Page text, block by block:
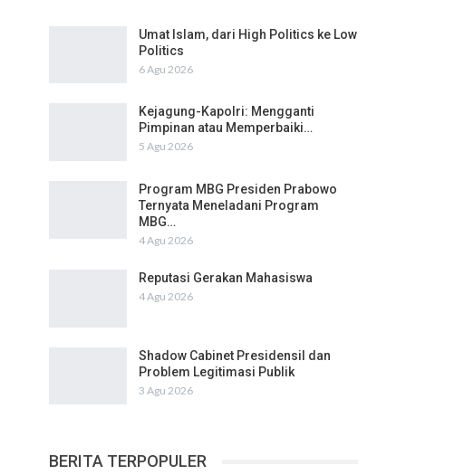
Umat Islam, dari High Politics ke Low
Politics
6 Agu 2026
Kejagung-Kapolri: Mengganti
Pimpinan atau Memperbaiki…
5 Agu 2026
Program MBG Presiden Prabowo
Ternyata Meneladani Program
MBG…
4 Agu 2026
Reputasi Gerakan Mahasiswa
4 Agu 2026
Shadow Cabinet Presidensil dan
Problem Legitimasi Publik
3 Agu 2026
BERITA TERPOPULER